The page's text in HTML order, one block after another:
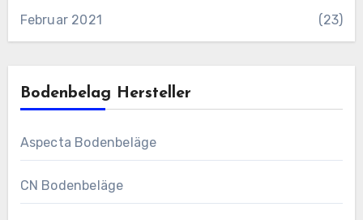
Februar 2021 (23)
Bodenbelag Hersteller
Aspecta Bodenbeläge
CN Bodenbeläge